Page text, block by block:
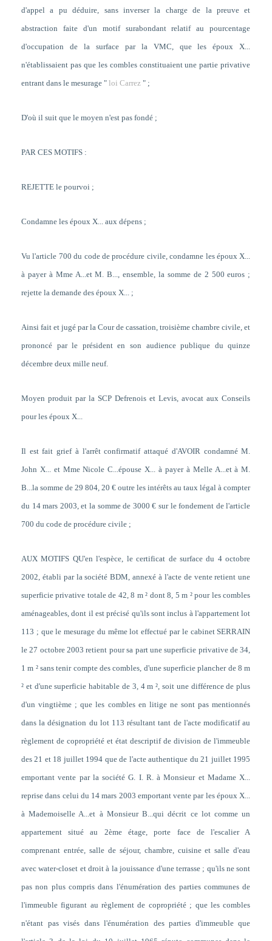
d'appel a pu déduire, sans inverser la charge de la preuve et
abstraction faite d'un motif surabondant relatif au pourcentage
d'occupation de la surface par la VMC, que les époux X...
n'établissaient pas que les combles constituaient une partie privative
entrant dans le mesurage " loi Carrez" ;
D'où il suit que le moyen n'est pas fondé ;
PAR CES MOTIFS :
REJETTE le pourvoi ;
Condamne les époux X... aux dépens ;
Vu l'article 700 du code de procédure civile, condamne les époux X...
à payer à Mme A...et M. B..., ensemble, la somme de 2 500 euros ;
rejette la demande des époux X... ;
Ainsi fait et jugé par la Cour de cassation, troisième chambre civile, et
prononcé par le président en son audience publique du quinze
décembre deux mille neuf.
Moyen produit par la SCP Defrenois et Levis, avocat aux Conseils
pour les époux X...
Il est fait grief à l'arrêt confirmatif attaqué d'AVOIR condamné M.
John X... et Mme Nicole C...épouse X... à payer à Melle A...et à M.
B...la somme de 29 804, 20 € outre les intérêts au taux légal à compter
du 14 mars 2003, et la somme de 3000 € sur le fondement de l'article
700 du code de procédure civile ;
AUX MOTIFS QU'en l'espèce, le certificat de surface du 4 octobre
2002, établi par la société BDM, annexé à l'acte de vente retient une
superficie privative totale de 42, 8 m ² dont 8, 5 m ² pour les combles
aménageables, dont il est précisé qu'ils sont inclus à l'appartement lot
113 ; que le mesurage du même lot effectué par le cabinet SERRAIN
le 27 octobre 2003 retient pour sa part une superficie privative de 34,
1 m ² sans tenir compte des combles, d'une superficie plancher de 8 m
² et d'une superficie habitable de 3, 4 m ², soit une différence de plus
d'un vingtième ; que les combles en litige ne sont pas mentionnés
dans la désignation du lot 113 résultant tant de l'acte modificatif au
règlement de copropriété et état descriptif de division de l'immeuble
des 21 et 18 juillet 1994 que de l'acte authentique du 21 juillet 1995
emportant vente par la société G. I. R. à Monsieur et Madame X...
reprise dans celui du 14 mars 2003 emportant vente par les époux X...
à Mademoiselle A...et à Monsieur B...qui décrit ce lot comme un
appartement situé au 2ème étage, porte face de l'escalier A
comprenant entrée, salle de séjour, chambre, cuisine et salle d'eau
avec water-closet et droit à la jouissance d'une terrasse ; qu'ils ne sont
pas non plus compris dans l'énumération des parties communes de
l'immeuble figurant au règlement de copropriété ; que les combles
n'étant pas visés dans l'énumération des parties d'immeuble que